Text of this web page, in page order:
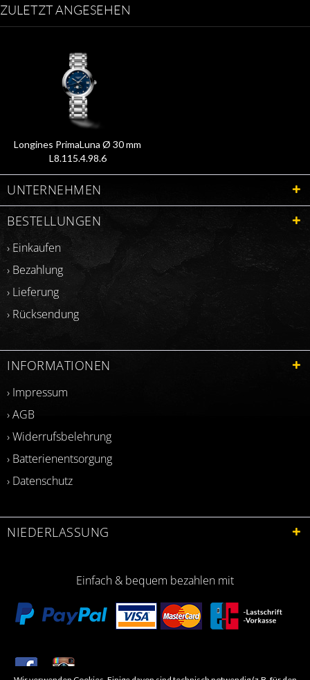
ZULETZT ANGESEHEN
Longines PrimaLuna Ø 30 mm
L8.115.4.98.6
UNTERNEHMEN
BESTELLUNGEN
› Einkaufen
› Bezahlung
› Lieferung
› Rücksendung
INFORMATIONEN
› Impressum
› AGB
› Widerrufsbelehrung
› Batterienentsorgung
› Datenschutz
NIEDERLASSUNG
Einfach & bequem bezahlen mit